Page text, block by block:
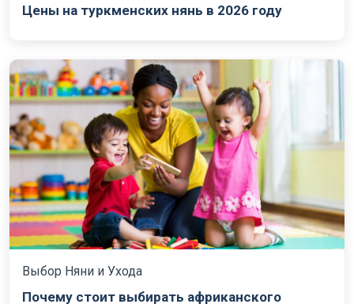
Цены на туркменских нянь в 2026 году
Выбор Няни и Ухода
Почему стоит выбирать африканского